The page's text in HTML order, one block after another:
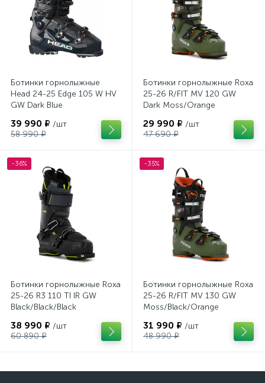
Ботинки горнолыжные
Head 24-25 Edge 105 W HV
GW Dark Blue
39 990 ₽ /шт
58 990 ₽
Ботинки горнолыжные Roxa
25-26 R/FIT MV 120 GW
Dark Moss/Orange
29 990 ₽ /шт
47 690 ₽
-36%
Ботинки горнолыжные Roxa
25-26 R3 110 TI IR GW
Black/Black/Black
38 990 ₽ /шт
60 890 ₽
-35%
Ботинки горнолыжные Roxa
25-26 R/FIT MV 130 GW
Moss/Black/Orange
31 990 ₽ /шт
48 990 ₽